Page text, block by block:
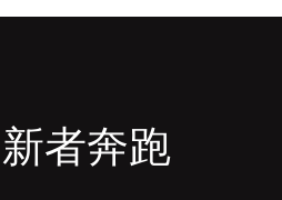
者奔跑